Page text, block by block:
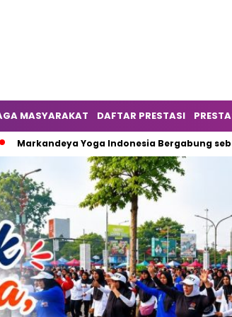
MASYARAKAT DAFTAR PRESTASI
Yoga Indonesia Bergabung sebagai